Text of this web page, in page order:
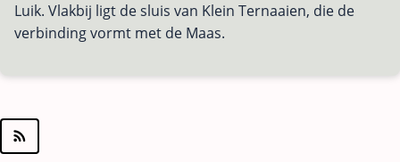
Luik. Vlakbij ligt de sluis van Klein Ternaaien, die de
verbinding vormt met de Maas.